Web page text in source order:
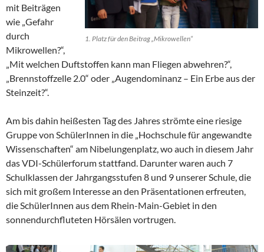
1. Platz für den Beitrag „Mikrowellen“
mit Beiträgen
wie „Gefahr
durch
Mikrowellen?“,
„Mit welchen Duftstoffen kann man Fliegen abwehren?“,
„Brennstoffzelle 2.0“ oder „Augendominanz – Ein Erbe aus der
Steinzeit?“.
Am bis dahin heißesten Tag des Jahres strömte eine riesige
Gruppe von SchülerInnen in die „Hochschule für angewandte
Wissenschaften“ am Nibelungenplatz, wo auch in diesem Jahr
das VDI-Schülerforum stattfand. Darunter waren auch 7
Schulklassen der Jahrgangsstufen 8 und 9 unserer Schule, die
sich mit großem Interesse an den Präsentationen erfreuten,
die SchülerInnen aus dem Rhein-Main-Gebiet in den
sonnendurchfluteten Hörsälen vortrugen.